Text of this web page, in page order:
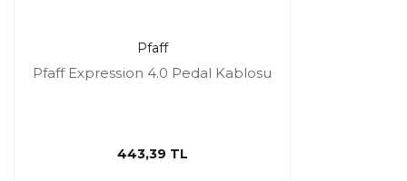
Pfaff
Pfaff Expression 4.0 Pedal Kablosu
443,39 TL